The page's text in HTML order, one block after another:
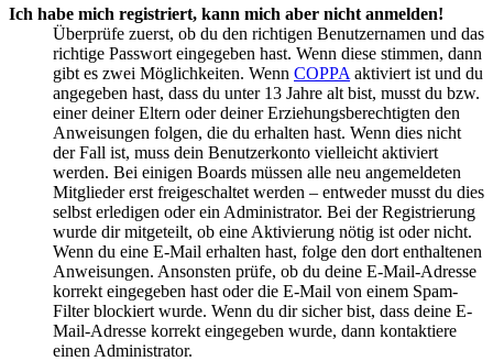
Ich habe mich registriert, kann mich aber nicht anmelden!
Überprüfe zuerst, ob du den richtigen Benutzernamen und das
richtige Passwort eingegeben hast. Wenn diese stimmen, dann
gibt es zwei Möglichkeiten. Wenn COPPA aktiviert ist und du
angegeben hast, dass du unter 13 Jahre alt bist, musst du bzw.
einer deiner Eltern oder deiner Erziehungsberechtigten den
Anweisungen folgen, die du erhalten hast. Wenn dies nicht
der Fall ist, muss dein Benutzerkonto vielleicht aktiviert
werden. Bei einigen Boards müssen alle neu angemeldeten
Mitglieder erst freigeschaltet werden – entweder musst du dies
selbst erledigen oder ein Administrator. Bei der Registrierung
wurde dir mitgeteilt, ob eine Aktivierung nötig ist oder nicht.
Wenn du eine E-Mail erhalten hast, folge den dort enthaltenen
Anweisungen. Ansonsten prüfe, ob du deine E-Mail-Adresse
korrekt eingegeben hast oder die E-Mail von einem Spam-
Filter blockiert wurde. Wenn du dir sicher bist, dass deine E-
Mail-Adresse korrekt eingegeben wurde, dann kontaktiere
einen Administrator.